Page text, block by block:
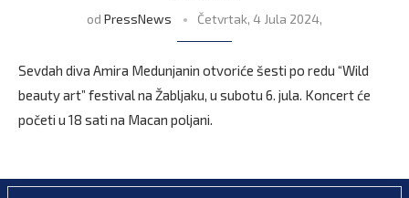
od PressNews Četvrtak, 4 Jula 2024,
Sevdah diva Amira Medunjanin otvoriće šesti po redu “Wild
beauty art” festival na Žabljaku, u subotu 6. jula. Koncert će
početi u 18 sati na Macan poljani.